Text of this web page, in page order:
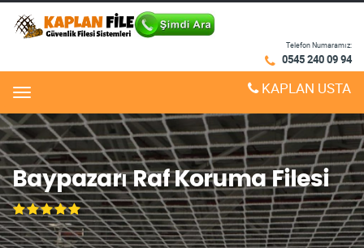
Telefon Numaramız:
0545 240 09 94
Menu KAPLAN USTA
Baypazarı Raf Koruma Filesi